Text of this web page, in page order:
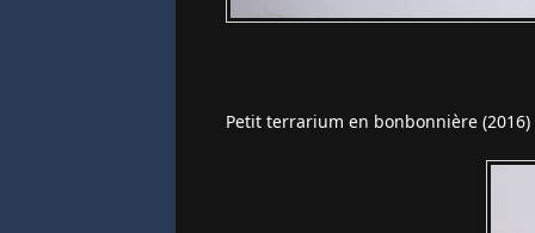
Petit terrarium en bonbonnière (2016)